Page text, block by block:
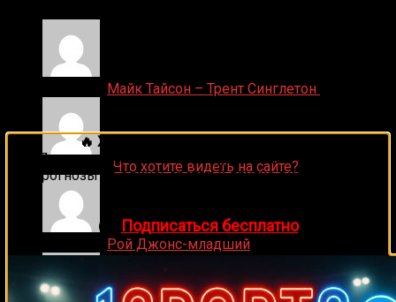
Майк Тайсон – Трент Синглетон
Что хотите видеть на сайте?
Рой Джонс-младший
🔥 Хочешь зарабатывать на спорте?
Подписывайся на наш Telegram-канал1Sports
прогнозы на единоборства и другие виды спорта
👉 Подписаться бесплатно